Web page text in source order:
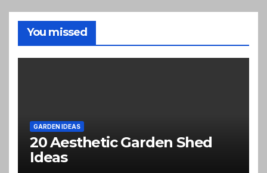
You missed
GARDEN IDEAS
20 Aesthetic Garden Shed
Ideas